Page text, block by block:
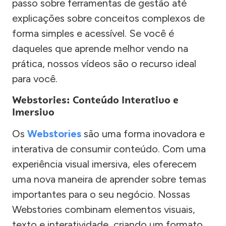
passo sobre ferramentas de gestão até
explicações sobre conceitos complexos de
forma simples e acessível. Se você é
daqueles que aprende melhor vendo na
prática, nossos vídeos são o recurso ideal
para você.
Webstories: Conteúdo Interativo e
Imersivo
Os Webstories são uma forma inovadora e
interativa de consumir conteúdo. Com uma
experiência visual imersiva, eles oferecem
uma nova maneira de aprender sobre temas
importantes para o seu negócio. Nossas
Webstories combinam elementos visuais,